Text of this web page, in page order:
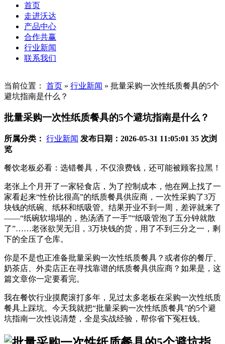
首页
走进沃达
产品中心
合作共赢
行业新闻
联系我们
当前位置： 首页 » 行业新闻 » 批量采购一次性纸质餐具的5个
避坑指南是什么？
批量采购一次性纸质餐具的5个避坑指南是什么？
所属分类： 行业新闻 发布日期：2026-05-31 11:05:01 35 次浏
览
餐饮老板必看：选错餐具，不仅浪费钱，还可能被顾客拉黑！
老张上个月开了一家轻食店，为了控制成本，他在网上找了一
家看起来“性价比很高”的纸质餐具供应商，一次性采购了3万
块钱的纸碗、纸杯和纸吸管。结果开业不到一周，差评就来了
——“纸碗软塌塌的，热汤洒了一手”“纸吸管泡了五分钟就散
了”……老张欲哭无泪，3万块钱的货，用了不到三分之一，剩
下的全压了仓库。
你是不是也正准备批量采购一次性纸质餐具？或者你的餐厅、
奶茶店、外卖店正在寻找靠谱的纸质餐具供应商？如果是，这
篇文章你一定要看完。
我在餐饮行业摸爬滚打多年，见过太多老板在采购一次性纸质
餐具上踩坑。今天我就把“批量采购一次性纸质餐具”的5个避
坑指南一次性说清楚，全是实战经验，帮你省下冤枉钱。